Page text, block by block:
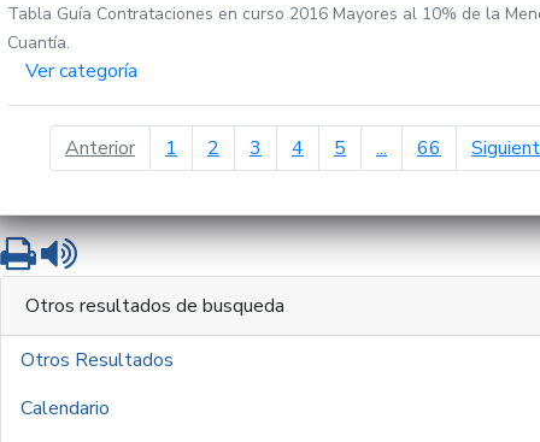
Tabla Guía Contrataciones en curso 2016 Mayores al 10% de la
Cuantía.
Ver categoría
Anteriorpágina anterior
1 2 3 4 5 ... 66
ImprimirLeer contenido
Otros resultados de busqueda
Otros Resultados
Calendario